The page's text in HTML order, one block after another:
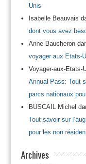
Unis
Isabelle Beauvais
dont vous avez
Anne Baucheron
voyager aux Etats-
Voyager-aux-Etats-
Annual Pass: Tout
parcs nationaux
BUSCAIL Michel
Tout savoir sur
pour les non
Archives